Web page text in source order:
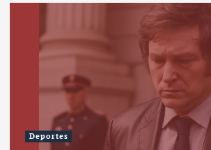
Deportes